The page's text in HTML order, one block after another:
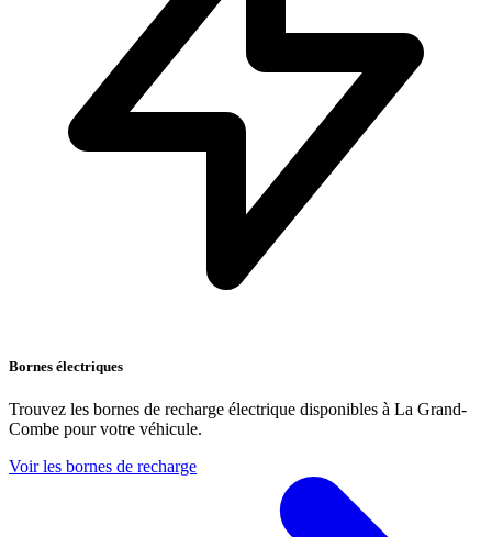
Bornes électriques
Trouvez les bornes de recharge électrique disponibles à La Grand-
Combe pour votre véhicule.
Voir les bornes de recharge